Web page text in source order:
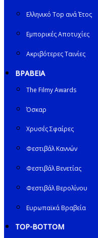
Ελληνικό Top ανά Έτος
Εμπορικές Αποτυχίες
Ακριβότερες Ταινίες
ΒΡΑΒΕΙΑ
The Filmy Awards
Όσκαρ
Χρυσές Σφαίρες
Φεστιβάλ Καννών
Φεστιβάλ Βενετίας
Φεστιβάλ Βερολίνου
Ευρωπαϊκά Βραβεία
TOP-BOTTOM